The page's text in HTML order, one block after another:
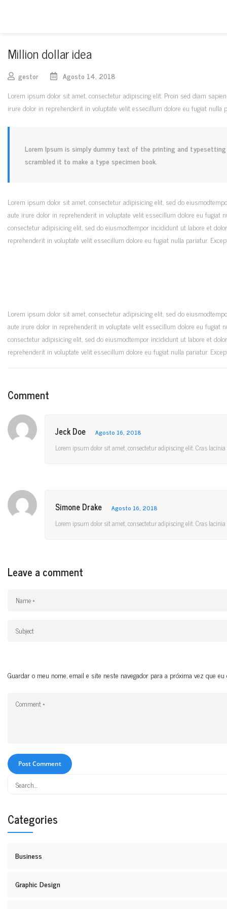
Million dollar idea
gestor
Agosto 14, 2018
Lorem ipsum dolor sit amet, consectetur adipiscing elit. Proin sed diam
irure dolor in reprehenderit in voluptate velit essecillum dolore eu fugiat
Lorem Ipsum is simply dummy text of the printing and
scrambled it to make a type specimen book.
Lorem ipsum dolor sit amet, consectetur adipisicing elit, sed do
aute irure dolor in reprehenderit in voluptate velit essecillum dolore eu
consectetur adipisicing elit, sed do eiusmodtempor incididunt ut labore et
reprehenderit in voluptate velit essecillum dolore eu fugiat nulla pariatur.
Lorem ipsum dolor sit amet, consectetur adipisicing elit, sed do
aute irure dolor in reprehenderit in voluptate velit essecillum dolore eu
consectetur adipisicing elit, sed do eiusmodtempor incididunt ut labore et
reprehenderit in voluptate velit essecillum dolore eu fugiat nulla pariatur.
Comment
Jeck Doe Agosto 16, 2018
Lorem ipsum dolor sit amet, consectetur adipiscing elit. Cras
Simone Drake Agosto 16, 2018
Lorem ipsum dolor sit amet, consectetur adipiscing elit. Cras
Leave a comment
Guardar o meu nome, email e site neste navegador para a próxima vez que eu
Categories
Business
Graphic Design